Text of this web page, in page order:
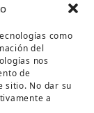
como
del
nos
de
sitio. No dar su
a
de Córdoba